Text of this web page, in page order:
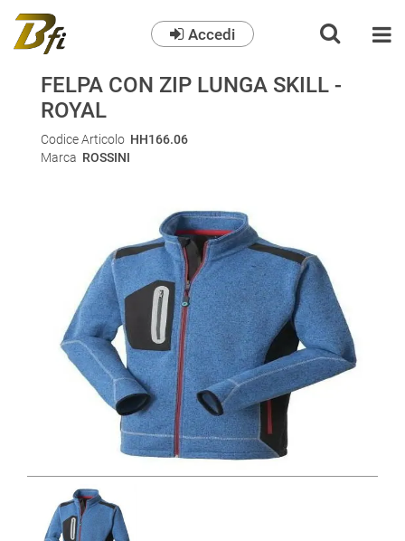
Accedi
FELPA CON ZIP LUNGA SKILL -
ROYAL
Codice Articolo HH166.06
Marca ROSSINI